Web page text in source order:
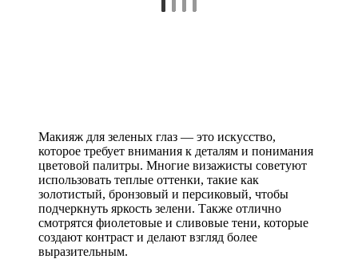
Макияж для зеленых глаз — это искусство,
которое требует внимания к деталям и понимания
цветовой палитры. Многие визажисты советуют
использовать теплые оттенки, такие как
золотистый, бронзовый и персиковый, чтобы
подчеркнуть яркость зелени. Также отлично
смотрятся фиолетовые и сливовые тени, которые
создают контраст и делают взгляд более
выразительным.